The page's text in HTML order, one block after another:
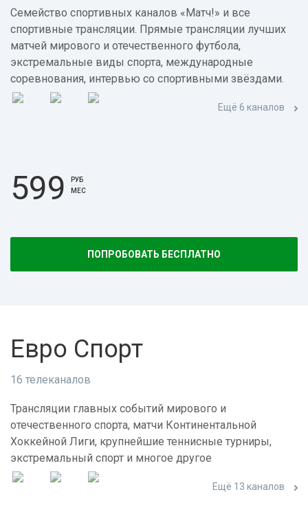
Семейство спортивных каналов «Матч!» и все
спортивные трансляции. Прямые трансляции лучших
матчей мирового и отечественного футбола,
экстремальные виды спорта, международные
соревнования, интервью со спортивными звёздами.
Ещё 6 каналов
599
РУБ
МЕС
ПОПРОБОВАТЬ БЕСПЛАТНО
Евро Спорт
16 телеканалов
Трансляции главных событий мирового и
отечественного спорта, матчи Континентальной
Хоккейной Лиги, крупнейшие теннисные турниры,
экстремальный спорт и многое другое
Ещё 13 каналов